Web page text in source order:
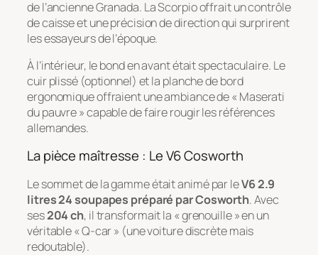
de l’ancienne Granada. La Scorpio offrait un contrôle
de caisse et une précision de direction qui surprirent
les essayeurs de l’époque.
À l’intérieur, le bond en avant était spectaculaire. Le
cuir plissé (optionnel) et la planche de bord
ergonomique offraient une ambiance de « Maserati
du pauvre » capable de faire rougir les références
allemandes.
La pièce maîtresse : Le V6 Cosworth
Le sommet de la gamme était animé par leV6 2.9
litres 24 soupapes préparé par Cosworth. Avec
ses204 ch, il transformait la « grenouille » en un
véritable « Q-car » (une voiture discrète mais
redoutable).